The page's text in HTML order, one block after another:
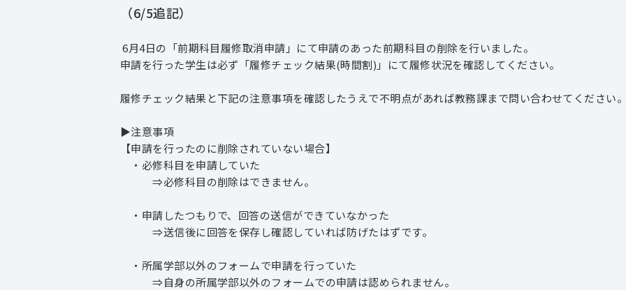
（6/5追記）
6月4日の「前期科目履修取消申請」にて申請のあった前期科目の削除を行いました。
申請を行った学生は必ず「履修チェック結果(時間割)」にて履修状況を確認してください。
履修チェック結果と下記の注意事項を確認したうえで不明点があれば教務課まで問い合わせてください
▶注意事項
【申請を行ったのに削除されていない場合】
・必修科目を申請していた
⇒必修科目の削除はできません。
・申請したつもりで、回答の送信ができていなかった
⇒送信後に回答を保存し確認していれば防げたはずです。
・所属学部以外のフォームで申請を行っていた
⇒自身の所属学部以外のフォームでの申請は認められません。